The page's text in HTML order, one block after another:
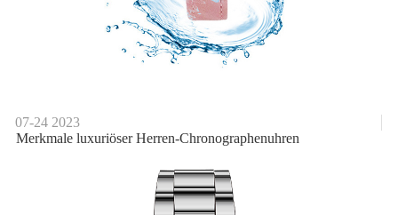
07-24 2023
Merkmale luxuriöser Herren-Chronographenuhren